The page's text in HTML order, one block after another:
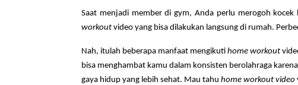
Saat menjadi member di gym, Anda perlu merogoh
workout video yang bisa dilakukan langsung di rumah.
Nah, itulah beberapa manfaat mengikuti home workout
bisa menghambat kamu dalam konsisten berolahraga
gaya hidup yang lebih sehat. Mau tahu home workout video